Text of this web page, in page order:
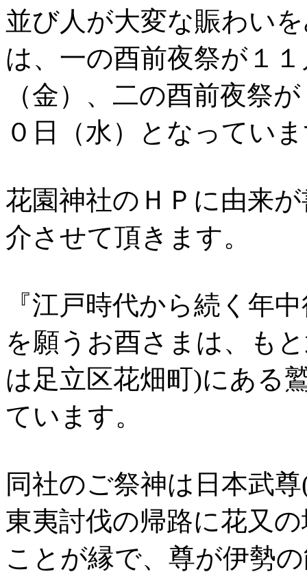
並び人が大変な賑わい
は、一の酉前夜祭が１
（金）、二の酉前夜祭
０日（水）となってい
花園神社のＨＰに由来
介させて頂きます。
『江戸時代から続く年
を願うお酉さまは、も
は足立区花畑町)にある
ています。
同社のご祭神は日本武
東夷討伐の帰路に花又
ことが縁で、尊が伊勢